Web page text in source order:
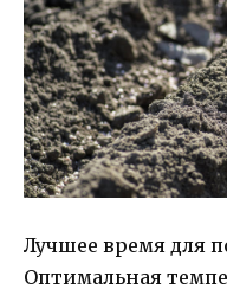
Лучшее время для
Оптимальная